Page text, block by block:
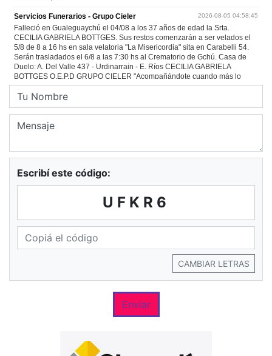
Escribí este código:
UFKR6
CAMBIAR LETRAS